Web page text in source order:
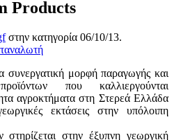
Products
στην κατηγορία 06/10/13.
μορφή παραγωγής και
που καλλιεργούνται
αγροκτήματα στη Στερεά Ελλάδα
εκτάσεις στην υπόλοιπη
στην έξυπνη γεωργική